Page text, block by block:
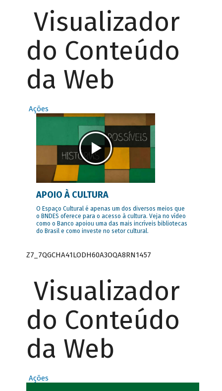
Visualizador
do Conteúdo
da Web
Ações
APOIO À CULTURA
O Espaço Cultural é apenas um dos diversos meios que
o BNDES oferece para o acesso à cultura. Veja no vídeo
como o Banco apoiou uma das mais incríveis bibliotecas
do Brasil e como investe no setor cultural.
Z7_7QGCHA41LODH60A3OQA8RN1457
Visualizador
do Conteúdo
da Web
Ações